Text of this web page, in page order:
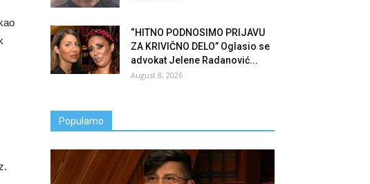
“HITNO PODNOSIMO PRIJAVU
ZA KRIVIČNO DELO” Oglasio se
advokat Jelene Radanović...
August 8, 2026
Popularno